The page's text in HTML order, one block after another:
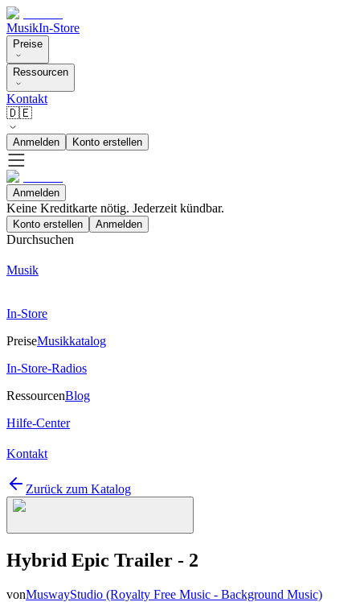
MusikIn-Store
Preise
Ressourcen
Kontakt
🇩🇪
Anmelden Konto erstellen
Anmelden
Keine Kreditkarte nötig. Jederzeit kündbar.
Konto erstellen Anmelden
Durchsuchen
Musik
In-Store
PreiseMusikkatalog
In-Store-Radios
RessourcenBlog
Hilfe-Center
Kontakt
Zurück zum Katalog
Hybrid Epic Trailer - 2
vonMuswayStudio (Royalty Free Music - Background Music)